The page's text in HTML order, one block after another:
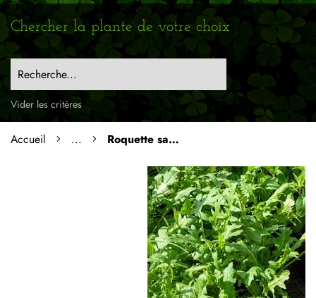
Chercher la plante de votre choix
Recherche...
Vider les critères
Accueil ... Roquette sauvage